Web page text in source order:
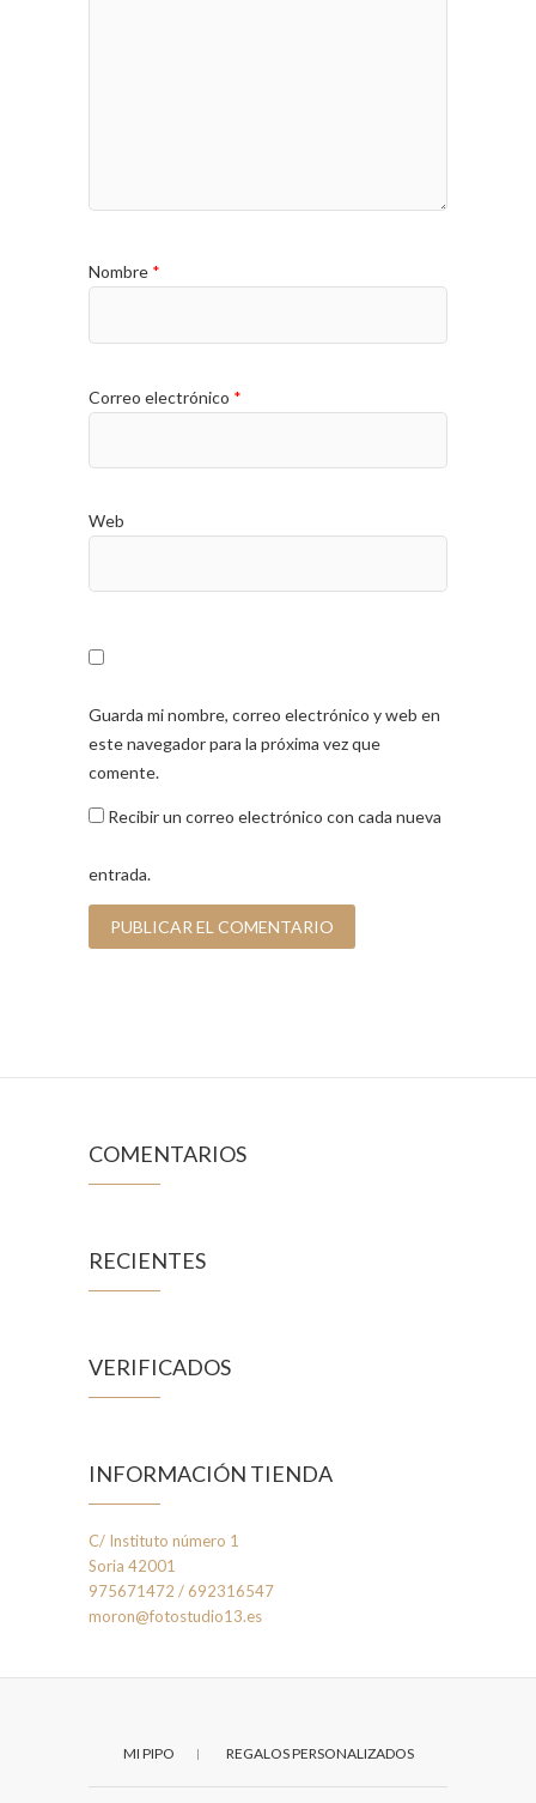
Nombre *
Correo electrónico *
Web
Guarda mi nombre, correo electrónico y web en
este navegador para la próxima vez que
comente.
Recibir un correo electrónico con cada nueva
entrada.
COMENTARIOS
RECIENTES
VERIFICADOS
INFORMACIÓN TIENDA
C/ Instituto número 1
Soria 42001
975671472 / 692316547
moron@fotostudio13.es
MI PIPO REGALOS PERSONALIZADOS